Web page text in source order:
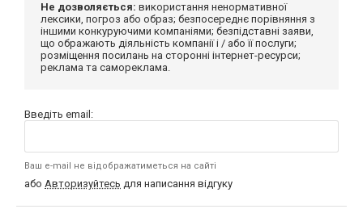
Не дозволяється: використання ненормативної
лексики, погроз або образ; безпосереднє порівняння з
іншими конкуруючими компаніями; безпідставні заяви,
що ображають діяльність компанії і / або її послуги;
розміщення посилань на сторонні інтернет-ресурси;
реклама та самореклама.
Введіть email:
Ваш e-mail не відображатиметься на сайті
або Авторизуйтесь для написання відгуку